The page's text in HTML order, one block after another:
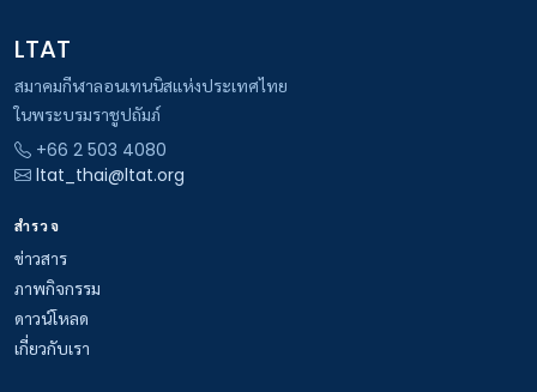
LTAT
สมาคมกีฬาลอนเทนนิสแห่งประเทศไทย
ในพระบรมราชูปถัมภ์
+66 2 503 4080
ltat_thai@ltat.org
สำรวจ
ข่าวสาร
ภาพกิจกรรม
ดาวน์โหลด
เกี่ยวกับเรา